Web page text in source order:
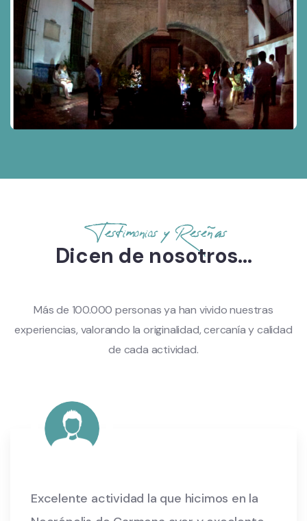
Testimonios y Reseñas
Dicen de nosotros...
Más de 100.000 personas ya han vivido nuestras
experiencias, valorando la originalidad, cercanía y calidad
de cada actividad.
Excelente actividad la que hicimos en la